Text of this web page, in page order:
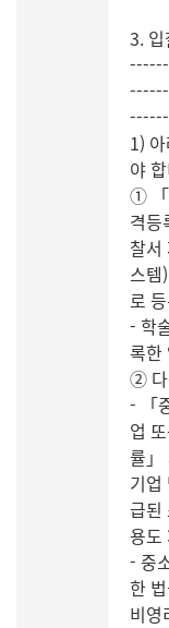
3. 입
1)
야
① 「
격등
찰서
스템
로
- 학
록한
② 다
- 「
업
률」
기업
급된
용도
- 중
한
비영